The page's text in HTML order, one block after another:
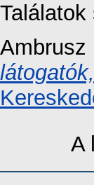
Találatok
Ambrusz
A